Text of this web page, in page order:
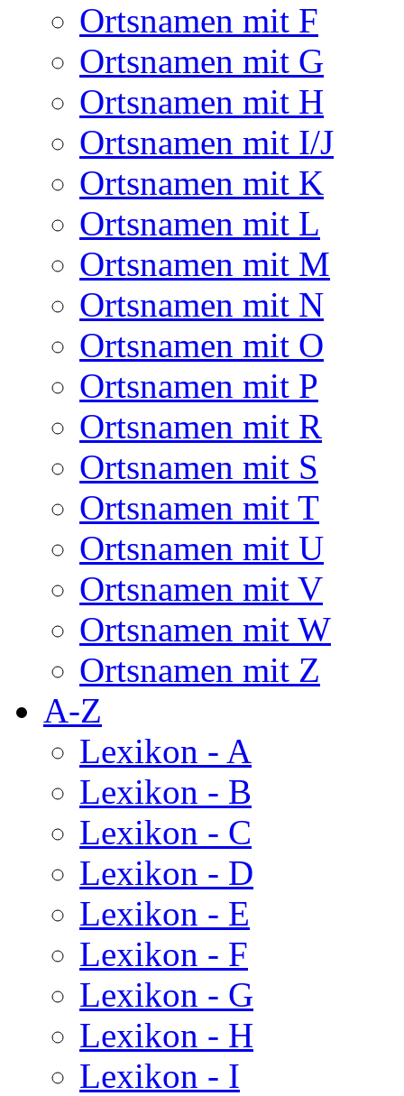
Ortsnamen mit F
Ortsnamen mit G
Ortsnamen mit H
Ortsnamen mit I/J
Ortsnamen mit K
Ortsnamen mit L
Ortsnamen mit M
Ortsnamen mit N
Ortsnamen mit O
Ortsnamen mit P
Ortsnamen mit R
Ortsnamen mit S
Ortsnamen mit T
Ortsnamen mit U
Ortsnamen mit V
Ortsnamen mit W
Ortsnamen mit Z
A-Z
Lexikon - A
Lexikon - B
Lexikon - C
Lexikon - D
Lexikon - E
Lexikon - F
Lexikon - G
Lexikon - H
Lexikon - I